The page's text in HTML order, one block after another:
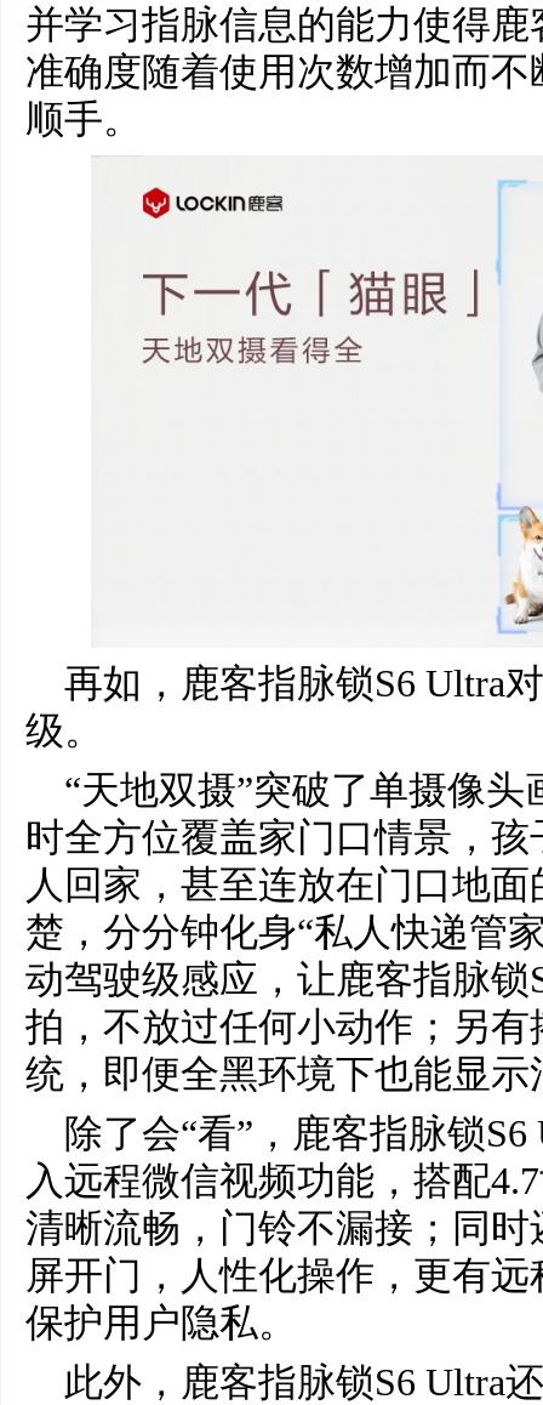
并学习指脉信息的能力使得鹿
准确度随着使用次数增加而
顺手。
再如，鹿客指脉锁S6 Ultra
级。
“天地双摄”突破了单摄像
时全方位覆盖家门口情景，
人回家，甚至连放在门口地
楚，分分钟化身“私人快递管
动驾驶级感应，让鹿客指脉锁
拍，不放过任何小动作；另
统，即便全黑环境下也能显示
除了会“看”，鹿客指脉锁
入远程微信视频功能，搭配
清晰流畅，门铃不漏接；同
屏开门，人性化操作，更有
保护用户隐私。
此外，鹿客指脉锁S6 Ultra